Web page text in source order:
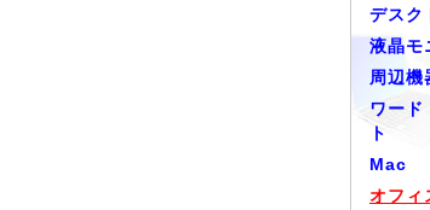
デスク
液晶モ
周辺機
ワード
ト
Mac
オフィ